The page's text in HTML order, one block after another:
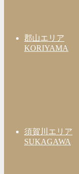
郡山エリア
KORIYAMA
須賀川エリア
SUKAGAWA